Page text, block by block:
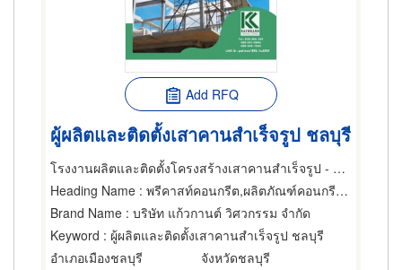
Add RFQ
ผู้ผลิตและติดตั้งเสาคานสำเร็จรูป ชลบุรี
โรงงานผลิตและติดตั้งโครงสร้างเสาคานสำเร็จรูป - แก้วกานต์ วิศวกรรม
Heading Name : พรีคาสท์คอนกรีต,ผลิตภัณฑ์คอนกรีต,พื้นสำเร็จรูป (คอนกรีตเสริมเหล็กและอัดแรง)
Brand Name : บริษัท แก้วกานต์ วิศวกรรม จำกัด
Keyword : ผู้ผลิตและติดตั้งเสาคานสำเร็จรูป ชลบุรี
อำเภอเมืองชลบุรี
จังหวัดชลบุรี